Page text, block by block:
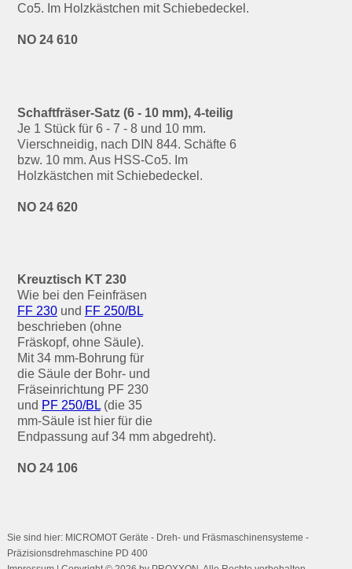
Co5. Im Holzkästchen mit Schiebedeckel.
NO 24 610
Schaftfräser-Satz (6 - 10 mm), 4-teilig
Je 1 Stück für 6 - 7 - 8 und 10 mm.
Vierschneidig, nach DIN 844. Schäfte 6
bzw. 10 mm. Aus HSS-Co5. Im
Holzkästchen mit Schiebedeckel.
NO 24 620
Kreuztisch KT 230
Wie bei den Feinfräsen
FF 230und FF 250/BL
beschrieben (ohne
Fräskopf, ohne Säule).
Mit 34 mm-Bohrung für
die Säule der Bohr- und
Fräseinrichtung PF 230
und PF 250/BL(die 35
mm-Säule ist hier für die
Endpassung auf 34 mm abgedreht).
NO 24 106
Sie sind hier: MICROMOT Geräte - Dreh- und Fräsmaschinensysteme -
Präzisionsdrehmaschine PD 400